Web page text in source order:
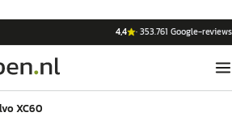
4,4 ·353.761 Google-reviews
XC60